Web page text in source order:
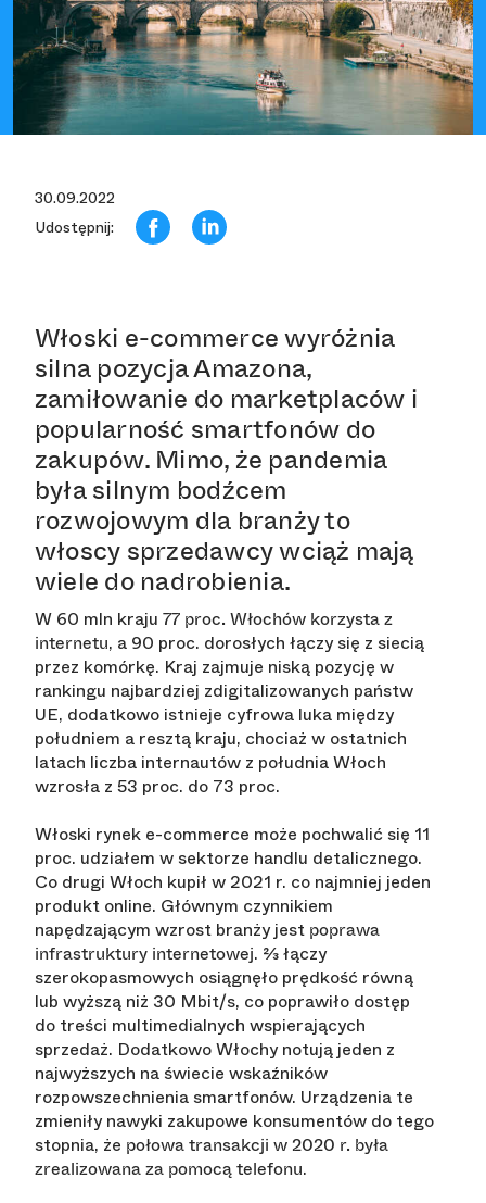
30.09.2022
Udostępnij:
Włoski e-commerce wyróżnia
silna pozycja Amazona,
zamiłowanie do marketplaców i
popularność smartfonów do
zakupów. Mimo, że pandemia
była silnym bodźcem
rozwojowym dla branży to
włoscy sprzedawcy wciąż mają
wiele do nadrobienia.
W 60 mln kraju 77 proc. Włochów korzysta z
internetu, a 90 proc. dorosłych łączy się z siecią
przez komórkę. Kraj zajmuje niską pozycję w
rankingu najbardziej zdigitalizowanych państw
UE, dodatkowo istnieje cyfrowa luka między
południem a resztą kraju, chociaż w ostatnich
latach liczba internautów z południa Włoch
wzrosła z 53 proc. do 73 proc.
Włoski rynek e-commerce może pochwalić się 11
proc. udziałem w sektorze handlu detalicznego.
Co drugi Włoch kupił w 2021 r. co najmniej jeden
produkt online. Głównym czynnikiem
napędzającym wzrost branży jest poprawa
infrastruktury internetowej. ⅔ łączy
szerokopasmowych osiągnęło prędkość równą
lub wyższą niż 30 Mbit/s, co poprawiło dostęp
do treści multimedialnych wspierających
sprzedaż. Dodatkowo Włochy notują jeden z
najwyższych na świecie wskaźników
rozpowszechnienia smartfonów. Urządzenia te
zmieniły nawyki zakupowe konsumentów do tego
stopnia, że połowa transakcji w 2020 r. była
zrealizowana za pomocą telefonu.